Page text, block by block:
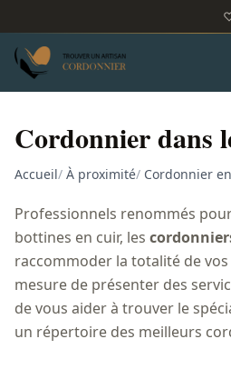
Cordonnier dans
Accueil/ À proximité/ Cordonnier
Professionnels renommés
bottines en cuir, les
raccommoder la totalité de
mesure de présenter des
de vous aider à trouver le
un répertoire des meilleurs